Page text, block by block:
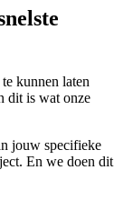
kunnen laten
dit is wat onze
jouw specifieke
En we doen dit